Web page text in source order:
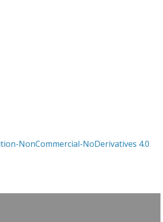
NonCommercial-NoDerivatives 4.0